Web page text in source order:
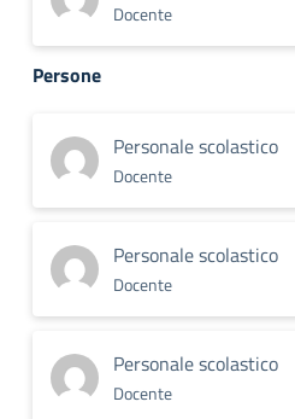
Docente
Persone
Personale scolastico
Docente
Personale scolastico
Docente
Personale scolastico
Docente